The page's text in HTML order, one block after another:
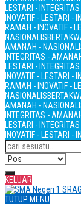
LESTARI -
INOVATIF - LESTARI -
RAMAH - INOVATIF -
NASIONALIS
AMANAH -
INTEGRITAS -
LESTARI -
INOVATIF - LESTARI -
RAMAH - INOVATIF -
NASIONALIS
AMANAH -
INTEGRITAS -
LESTARI -
INOVATIF - LESTARI -
KELUAR
TUTUP MENU